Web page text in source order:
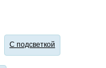
С подсветкой